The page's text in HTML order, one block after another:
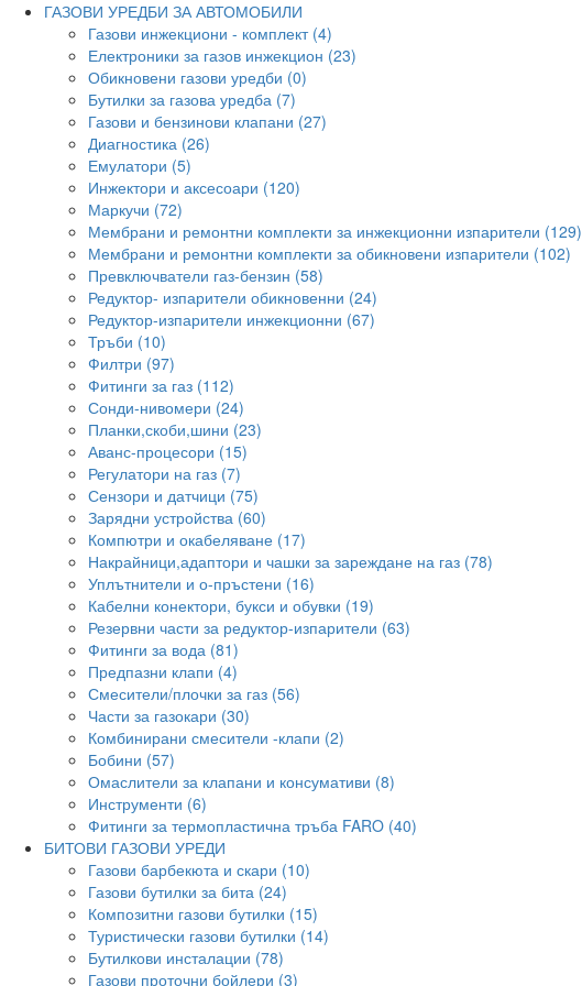
ГАЗОВИ УРЕДБИ ЗА АВТОМОБИЛИ
Газови инжекциони - комплект (4)
Електроники за газов инжекцион (23)
Обикновени газови уредби (0)
Бутилки за газова уредба (7)
Газови и бензинови клапани (27)
Диагностика (26)
Емулатори (5)
Инжектори и аксесоари (120)
Маркучи (72)
Мембрани и ремонтни комплекти за инжекционни изпарители (129)
Мембрани и ремонтни комплекти за обикновени изпарители (102)
Превключватели газ-бензин (58)
Редуктор- изпарители обикновенни (24)
Редуктор-изпарители инжекционни (67)
Тръби (10)
Филтри (97)
Фитинги за газ (112)
Сонди-нивомери (24)
Планки,скоби,шини (23)
Аванс-процесори (15)
Регулатори на газ (7)
Сензори и датчици (75)
Зарядни устройства (60)
Компютри и окабеляване (17)
Накрайници,адаптори и чашки за зареждане на газ (78)
Уплътнители и о-пръстени (16)
Кабелни конектори, букси и обувки (19)
Резервни части за редуктор-изпарители (63)
Фитинги за вода (81)
Предпазни клапи (4)
Смесители/плочки за газ (56)
Части за газокари (30)
Комбинирани смесители -клапи (2)
Бобини (57)
Омаслители за клапани и консумативи (8)
Инструменти (6)
Фитинги за термопластична тръба FARO (40)
БИТОВИ ГАЗОВИ УРЕДИ
Газови барбекюта и скари (10)
Газови бутилки за бита (24)
Композитни газови бутилки (15)
Туристически газови бутилки (14)
Бутилкови инсталации (78)
Газови проточни бойлери (3)